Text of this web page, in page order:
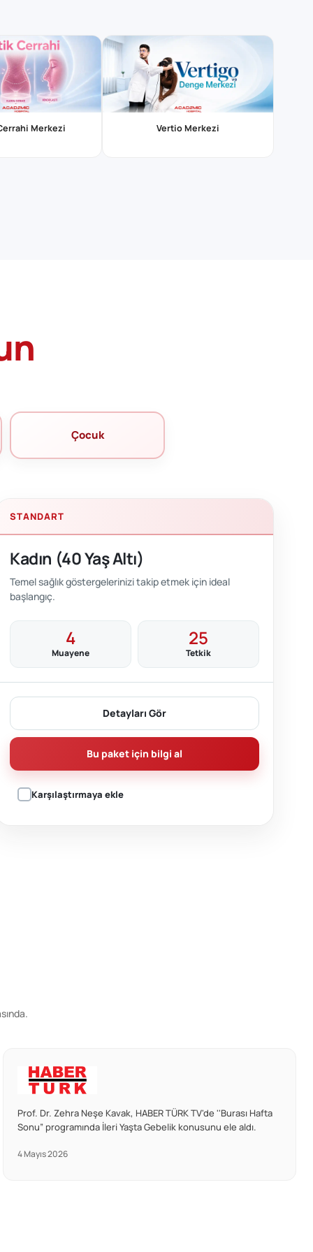
Merkezi Vertio Merkezi
Çocuk
STANDART
Kadın (40 Yaş Altı)
Temel sağlık göstergelerinizi takip etmek için ideal
başlangıç.
4
Muayene
25
Tetkik
Detayları Gör
Bu paket için bilgi al
Karşılaştırmaya ekle
Prof. Dr. Zehra Neşe Kavak, HABER TÜRK TV'de ''Burası Hafta
Sonu” programında İleri Yaşta Gebelik konusunu ele aldı.
4 Mayıs 2026